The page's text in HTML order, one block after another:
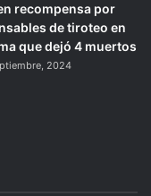
recompensa por
de tiroteo en
que dejó 4 muertos
2024